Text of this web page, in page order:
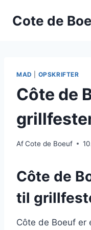
Cote de
MAD OPSKRIFTER
Côte de
AfCote de Boeuf
Côte de
til
Côte de Boeuf er